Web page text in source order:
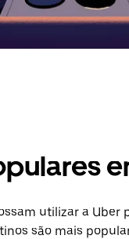
utilizar a
são mais